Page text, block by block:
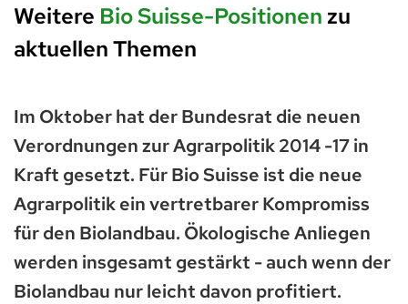
Weitere Bio Suisse-Positionenzu
aktuellen Themen
Im Oktober hat der Bundesrat die neuen
Verordnungen zur Agrarpolitik 2014 -17 in
Kraft gesetzt. Für Bio Suisse ist die neue
Agrarpolitik ein vertretbarer Kompromiss
für den Biolandbau. Ökologische Anliegen
werden insgesamt gestärkt - auch wenn der
Biolandbau nur leicht davon profitiert.